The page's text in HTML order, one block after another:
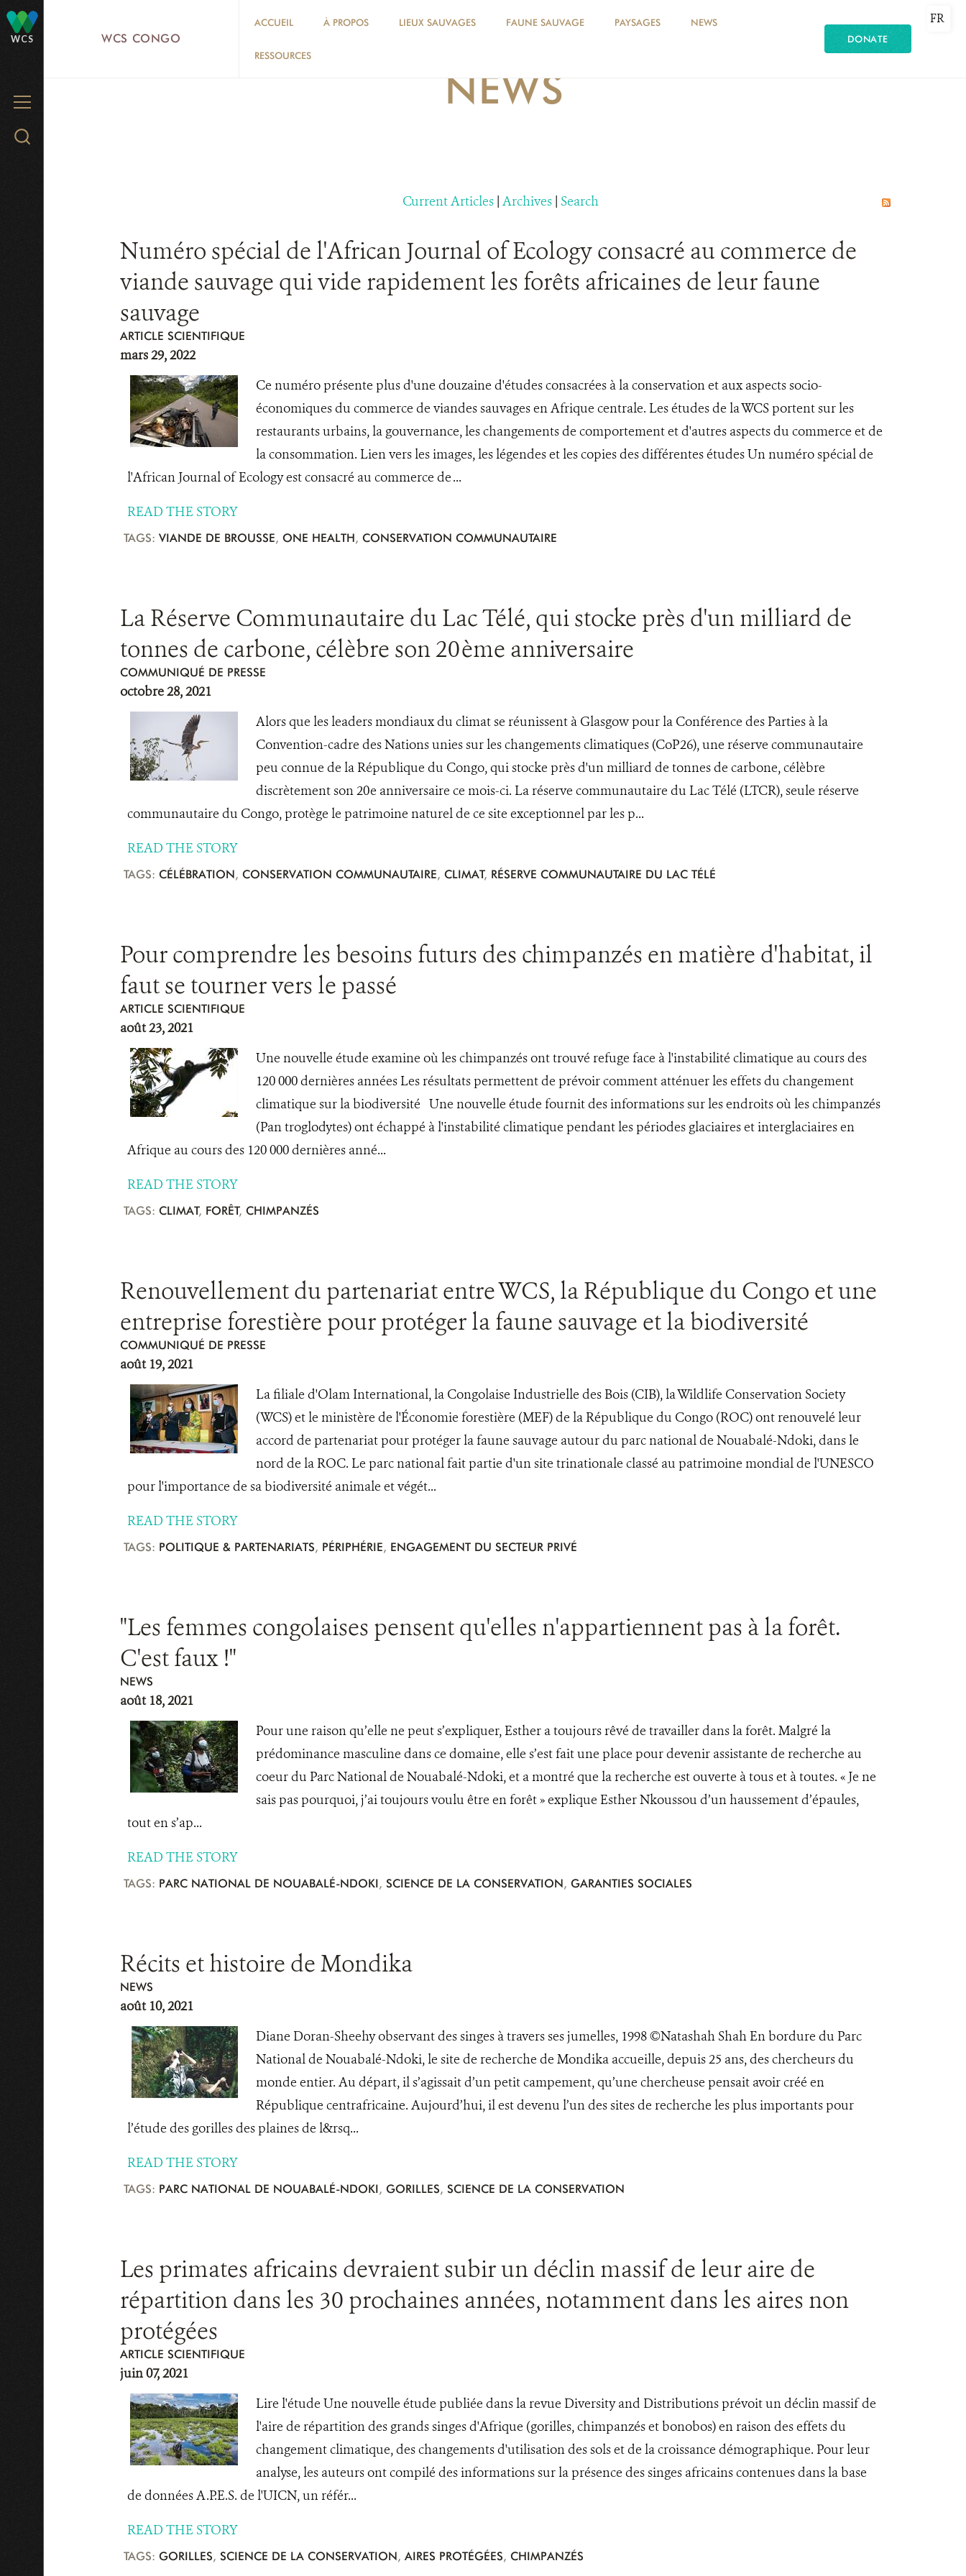
WCS
MENU
Search
WCS CONGO
ACCUEIL À PROPOS LIEUX SAUVAGES FAUNE SAUVAGE PAYSAGES NEWS
RESSOURCES
DONATE
FR
NEWS
Current Articles | Archives | Search
Numéro spécial de l'African Journal of Ecology consacré au commerce de
viande sauvage qui vide rapidement les forêts africaines de leur faune
sauvage
ARTICLE SCIENTIFIQUE
mars 29, 2022
Ce numéro présente plus d'une douzaine d'études consacrées à la conservation et aux aspects socio-
économiques du commerce de viandes sauvages en Afrique centrale. Les études de la WCS portent sur les
restaurants urbains, la gouvernance, les changements de comportement et d'autres aspects du commerce et de
la consommation. Lien vers les images, les légendes et les copies des différentes études Un numéro spécial de
l'African Journal of Ecology est consacré au commerce de ...
READ THE STORY
TAGS: VIANDE DE BROUSSE, ONE HEALTH, CONSERVATION COMMUNAUTAIRE
La Réserve Communautaire du Lac Télé, qui stocke près d'un milliard de
tonnes de carbone, célèbre son 20ème anniversaire
COMMUNIQUÉ DE PRESSE
octobre 28, 2021
Alors que les leaders mondiaux du climat se réunissent à Glasgow pour la Conférence des Parties à la
Convention-cadre des Nations unies sur les changements climatiques (CoP26), une réserve communautaire
peu connue de la République du Congo, qui stocke près d'un milliard de tonnes de carbone, célèbre
discrètement son 20e anniversaire ce mois-ci. La réserve communautaire du Lac Télé (LTCR), seule réserve
communautaire du Congo, protège le patrimoine naturel de ce site exceptionnel par les p...
READ THE STORY
TAGS: CÉLÉBRATION, CONSERVATION COMMUNAUTAIRE, CLIMAT, RÉSERVE COMMUNAUTAIRE DU LAC TÉLÉ
Pour comprendre les besoins futurs des chimpanzés en matière d'habitat, il
faut se tourner vers le passé
ARTICLE SCIENTIFIQUE
août 23, 2021
Une nouvelle étude examine où les chimpanzés ont trouvé refuge face à l'instabilité climatique au cours des
120 000 dernières années Les résultats permettent de prévoir comment atténuer les effets du changement
climatique sur la biodiversité Une nouvelle étude fournit des informations sur les endroits où les chimpanzés
(Pan troglodytes) ont échappé à l'instabilité climatique pendant les périodes glaciaires et interglaciaires en
Afrique au cours des 120 000 dernières anné...
READ THE STORY
TAGS: CLIMAT, FORÊT, CHIMPANZÉS
Renouvellement du partenariat entre WCS, la République du Congo et une
entreprise forestière pour protéger la faune sauvage et la biodiversité
COMMUNIQUÉ DE PRESSE
août 19, 2021
La filiale d'Olam International, la Congolaise Industrielle des Bois (CIB), la Wildlife Conservation Society
(WCS) et le ministère de l'Économie forestière (MEF) de la République du Congo (ROC) ont renouvelé leur
accord de partenariat pour protéger la faune sauvage autour du parc national de Nouabalé-Ndoki, dans le
nord de la ROC. Le parc national fait partie d'un site trinationale classé au patrimoine mondial de l'UNESCO
pour l'importance de sa biodiversité animale et végét...
READ THE STORY
TAGS: POLITIQUE & PARTENARIATS, PÉRIPHÉRIE, ENGAGEMENT DU SECTEUR PRIVÉ
"Les femmes congolaises pensent qu'elles n'appartiennent pas à la forêt.
C'est faux !"
NEWS
août 18, 2021
Pour une raison qu’elle ne peut s’expliquer, Esther a toujours rêvé de travailler dans la forêt. Malgré la
prédominance masculine dans ce domaine, elle s’est fait une place pour devenir assistante de recherche au
coeur du Parc National de Nouabalé-Ndoki, et a montré que la recherche est ouverte à tous et à toutes. « Je ne
sais pas pourquoi, j’ai toujours voulu être en forêt » explique Esther Nkoussou d’un haussement d’épaules,
tout en s’ap...
READ THE STORY
TAGS: PARC NATIONAL DE NOUABALÉ-NDOKI, SCIENCE DE LA CONSERVATION, GARANTIES SOCIALES
Récits et histoire de Mondika
NEWS
août 10, 2021
Diane Doran-Sheehy observant des singes à travers ses jumelles, 1998 ©Natashah Shah En bordure du Parc
National de Nouabalé-Ndoki, le site de recherche de Mondika accueille, depuis 25 ans, des chercheurs du
monde entier. Au départ, il s’agissait d’un petit campement, qu’une chercheuse pensait avoir créé en
République centrafricaine. Aujourd’hui, il est devenu l’un des sites de recherche les plus importants pour
l’étude des gorilles des plaines de l&rsq...
READ THE STORY
TAGS: PARC NATIONAL DE NOUABALÉ-NDOKI, GORILLES, SCIENCE DE LA CONSERVATION
Les primates africains devraient subir un déclin massif de leur aire de
répartition dans les 30 prochaines années, notamment dans les aires non
protégées
ARTICLE SCIENTIFIQUE
juin 07, 2021
Lire l'étude Une nouvelle étude publiée dans la revue Diversity and Distributions prévoit un déclin massif de
l'aire de répartition des grands singes d'Afrique (gorilles, chimpanzés et bonobos) en raison des effets du
changement climatique, des changements d'utilisation des sols et de la croissance démographique. Pour leur
analyse, les auteurs ont compilé des informations sur la présence des singes africains contenues dans la base
de données A.P.E.S. de l'UICN, un référ...
READ THE STORY
TAGS: GORILLES, SCIENCE DE LA CONSERVATION, AIRES PROTÉGÉES, CHIMPANZÉS